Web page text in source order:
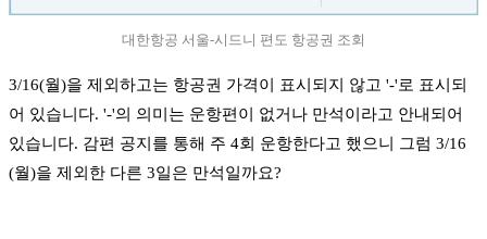
대한항공 서울-시드니 편도 항공권 조회
3/16(월)을 제외하고는 항공권 가격이 표시되지 않고 '-'로 표시되
어 있습니다. '-'의 의미는 운항편이 없거나 만석이라고 안내되어
있습니다. 감편 공지를 통해 주 4회 운항한다고 했으니 그럼 3/16
(월)을 제외한 다른 3일은 만석일까요?